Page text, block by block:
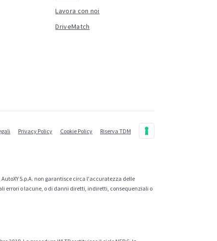
Lavora con noi
DriveMatch
Privacy Policy Cookie Policy Riserva TDM
S.p.A. non garantisce circa l'accuratezza delle
errori o lacune, o di danni diretti, indiretti, consequenziali o